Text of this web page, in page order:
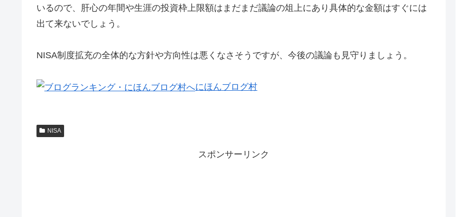
いるので、肝心の年間や生涯の投資枠上限額はまだまだ議論の俎上にあり具体的な金額はすぐには
出て来ないでしょう。
NISA制度拡充の全体的な方針や方向性は悪くなさそうですが、今後の議論も見守りましょう。
にほんブログ村
NISA
スポンサーリンク